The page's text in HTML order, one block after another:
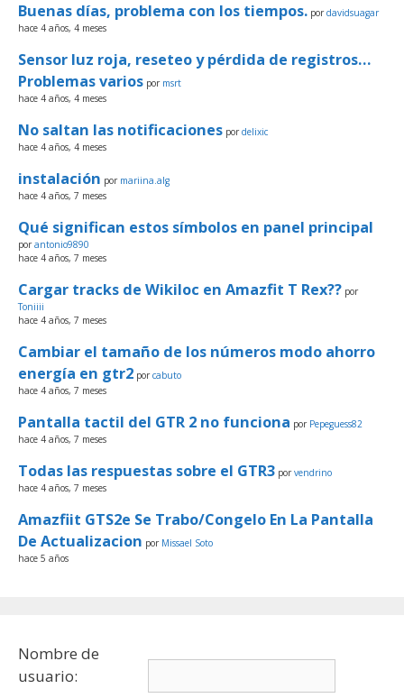
Buenas días, problema con los tiempos. pordavidsuagar
hace 4 años, 4 meses
Sensor luz roja, reseteo y pérdida de registros…
Problemas varios por msrt
hace 4 años, 4 meses
No saltan las notificaciones pordelixic
hace 4 años, 4 meses
instalación por mariina.alg
hace 4 años, 7 meses
Qué significan estos símbolos en panel principal
porantonio9890
hace 4 años, 7 meses
Cargar tracks de Wikiloc en Amazfit T Rex?? por
Toniiii
hace 4 años, 7 meses
Cambiar el tamaño de los números modo ahorro
energía en gtr2 porcabuto
hace 4 años, 7 meses
Pantalla tactil del GTR 2 no funciona por Pepeguess82
hace 4 años, 7 meses
Todas las respuestas sobre el GTR3 porvendrino
hace 4 años, 7 meses
Amazfiit GTS2e Se Trabo/Congelo En La Pantalla
De Actualizacion por Missael Soto
hace 5 años
Nombre de
usuario: